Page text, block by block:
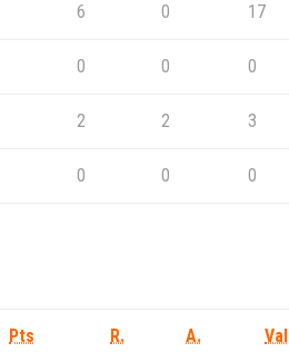
6 0 17
0 0 0
2 2 3
0 0 0
Pts R. A. Val